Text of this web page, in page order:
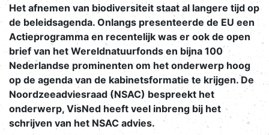
Het afnemen van biodiversiteit staat al langere tijd op
de beleidsagenda. Onlangs presenteerde de EU een
Actieprogramma en recentelijk was er ook de open
brief van het Wereldnatuurfonds en bijna 100
Nederlandse prominenten om het onderwerp hoog
op de agenda van de kabinetsformatie te krijgen. De
Noordzeeadviesraad (NSAC) bespreekt het
onderwerp, VisNed heeft veel inbreng bij het
schrijven van het NSAC advies.